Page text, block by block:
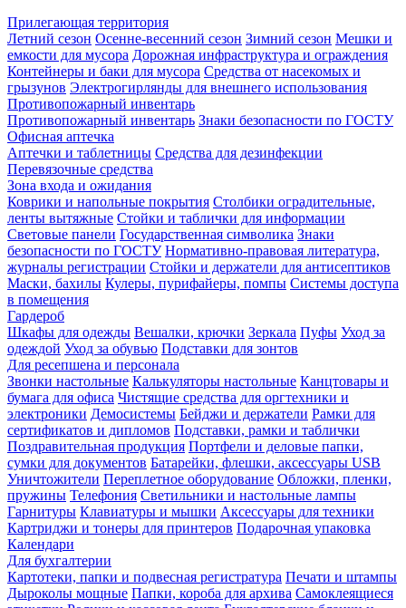
Прилегающая территория
Летний сезон Осенне-весенний сезон Зимний сезон Мешки и
емкости для мусора Дорожная инфраструктура и ограждения
Контейнеры и баки для мусора Средства от насекомых и
грызунов Электрогирлянды для внешнего использования
Противопожарный инвентарь
Противопожарный инвентарь Знаки безопасности по ГОСТУ
Офисная аптечка
Аптечки и таблетницы Средства для дезинфекции
Перевязочные средства
Зона входа и ожидания
Коврики и напольные покрытия Столбики оградительные,
ленты вытяжные Стойки и таблички для информации
Световые панели Государственная символика Знаки
безопасности по ГОСТУ Нормативно-правовая литература,
журналы регистрации Стойки и держатели для антисептиков
Маски, бахилы Кулеры, пурифайеры, помпы Системы доступа
в помещения
Гардероб
Шкафы для одежды Вешалки, крючки Зеркала Пуфы Уход за
одеждой Уход за обувью Подставки для зонтов
Для ресепшена и персонала
Звонки настольные Калькуляторы настольные Канцтовары и
бумага для офиса Чистящие средства для оргтехники и
электроники Демосистемы Бейджи и держатели Рамки для
сертификатов и дипломов Подставки, рамки и таблички
Поздравительная продукция Портфели и деловые папки,
сумки для документов Батарейки, флешки, аксессуары USB
Уничтожители Переплетное оборудование Обложки, пленки,
пружины Телефония Светильники и настольные лампы
Гарнитуры Клавиатуры и мышки Аксессуары для техники
Картриджи и тонеры для принтеров Подарочная упаковка
Календари
Для бухгалтерии
Картотеки, папки и подвесная регистратура Печати и штампы
Дыроколы мощные Папки, короба для архива Самоклеящиеся